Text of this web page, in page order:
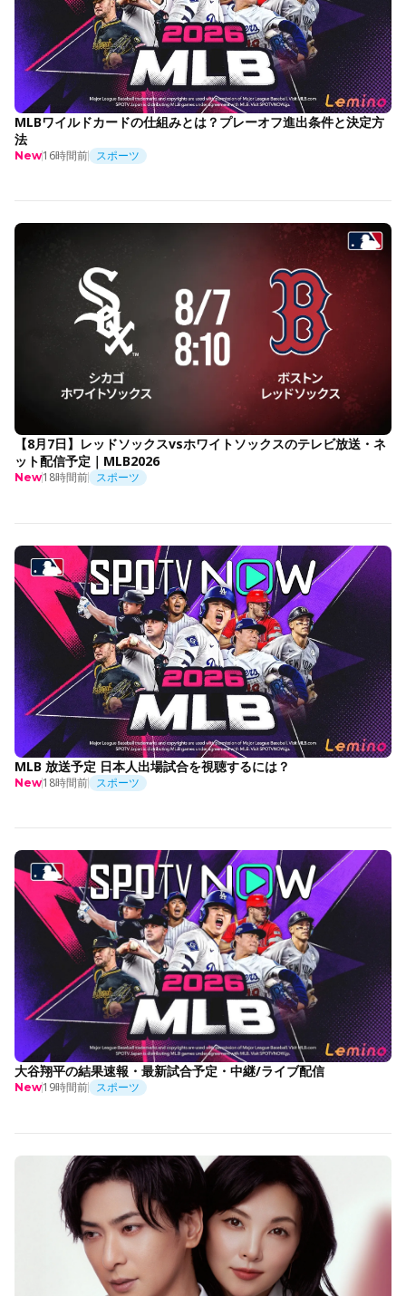
MLBワイルドカードの仕組みとは？プレーオフ進出条件と決定方
法
New16時間前 スポーツ
【8月7日】レッドソックスvsホワイトソックスのテレビ放送・ネ
ット配信予定｜MLB2026
New18時間前 スポーツ
MLB 放送予定 日本人出場試合を視聴するには？
New18時間前 スポーツ
大谷翔平の結果速報・最新試合予定・中継/ライブ配信
New19時間前 スポーツ